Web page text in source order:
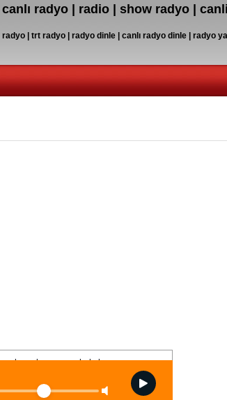
radyo | radio | show radyo |
| trt radyo | radyo dinle | canlı radyo dinle | radyo